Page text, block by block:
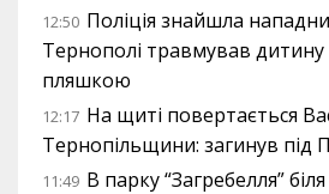
12:50 Поліція знайшла
Тернополі травмував
пляшкою
12:17 На щиті повертається
Тернопільщини: загинув під
11:49 В парку “Загребелля”